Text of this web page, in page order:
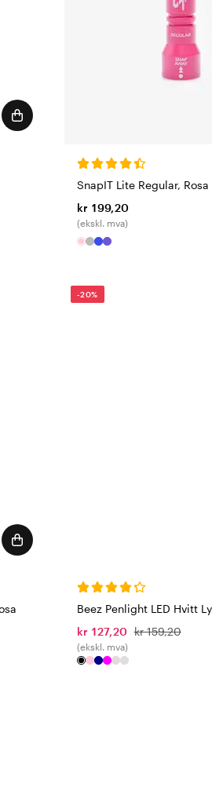
SnapIT Lite Regular,
kr 199,20
(ekskl. mva)
-20%
Beez Penlight LED Hvitt
kr 127,20 kr 159,20
(ekskl. mva)